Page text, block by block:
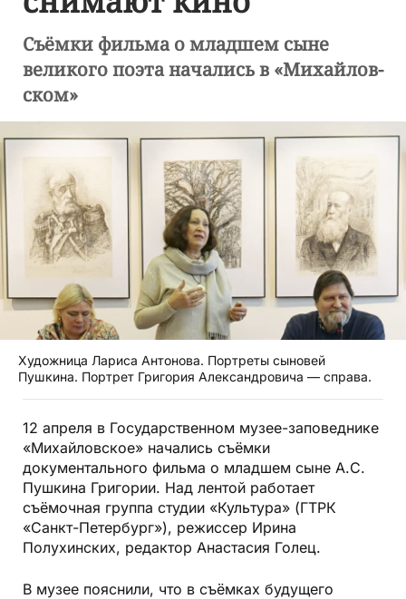
Съёмки фильма о младшем сыне
великого поэта начались в «Михайлов-
ском»
Художница Лариса Антонова. Портреты сыновей
Пушкина. Портрет Григория Александровича — справа.
12 апреля в Государственном музее-заповеднике
«Михайловское» начались съёмки
документального фильма о младшем сыне А.С.
Пушкина Григории. Над лентой работает
съёмочная группа студии «Культура» (ГТРК
«Санкт-Петербург»), режиссер Ирина
Полухинских, редактор Анастасия Голец.
В музее пояснили, что в съёмках будущего